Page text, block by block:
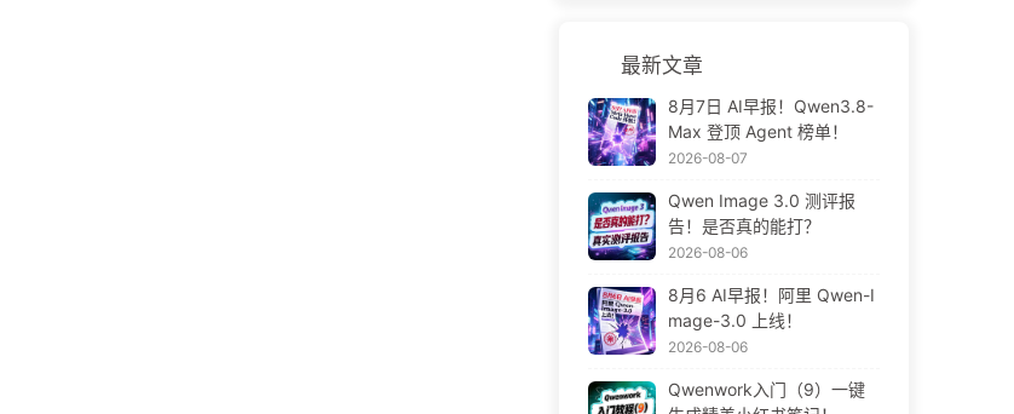
最新文章
8月7日 AI早报！Qwen3.8-
Max 登顶 Agent 榜单！
2026-08-07
Qwen Image 3.0 测评报
告！是否真的能打？
2026-08-06
8月6 AI早报！阿里 Qwen-I
mage-3.0 上线！
2026-08-06
Qwenwork入门（9）一键